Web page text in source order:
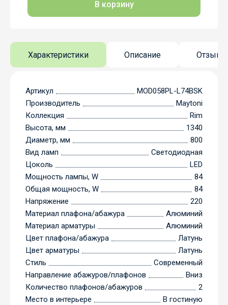
В корзину
Характеристики Описание Отзывы
Артикул
MOD058PL-L74BSK
Производитель
Maytoni
Коллекция
Rim
Высота, мм
1340
Диаметр, мм
800
Вид ламп
Светодиодная
Цоколь
LED
Мощность лампы, W
84
Общая мощность, W
84
Напряжение
220
Материал плафона/абажура
Алюминий
Материал арматуры
Алюминий
Цвет плафона/абажура
Латунь
Цвет арматуры
Латунь
Стиль
Современный
Направление абажуров/плафонов
Вниз
Количество плафонов/абажуров
2
Место в интерьере
В гостиную